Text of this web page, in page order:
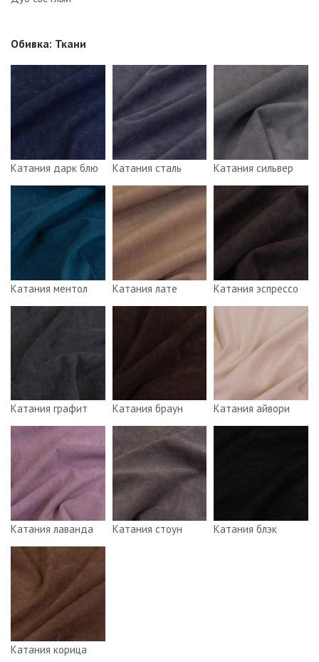
Обивка: Ткани
Катания дарк блю Катания сталь Катания сильвер
Катания ментол Катания лате Катания эспрессо
Катания графит Катания браун Катания айвори
Катания лаванда Катания стоун Катания блэк
Катания корица